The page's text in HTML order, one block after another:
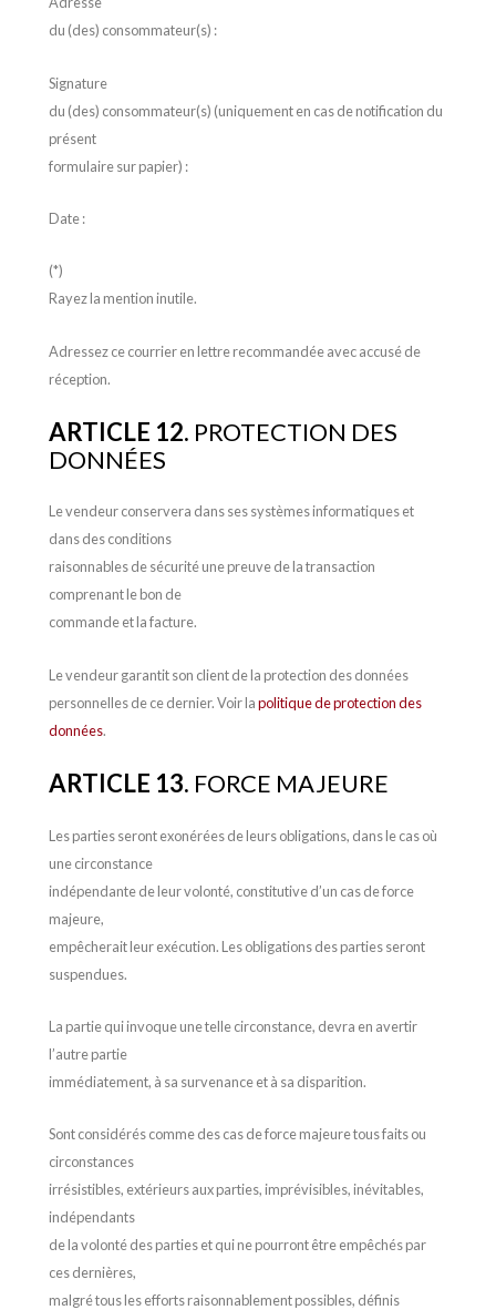
du (des) consommateur(s) :
Signature
du (des) consommateur(s) (uniquement en cas de notification du
présent
formulaire sur papier) :
Date :
(*)
Rayez la mention inutile.
Adressez ce courrier en lettre recommandée avec accusé de
réception.
ARTICLE 12. PROTECTION DES
DONNÉES
Le vendeur conservera dans ses systèmes informatiques et
dans des conditions
raisonnables de sécurité une preuve de la transaction
comprenant le bon de
commande et la facture.
Le vendeur garantit son client de la protection des données
personnelles de ce dernier. Voir lapolitique de protection des
données.
ARTICLE 13. FORCE MAJEURE
Les parties seront exonérées de leurs obligations, dans le cas où
une circonstance
indépendante de leur volonté, constitutive d’un cas de force
majeure,
empêcherait leur exécution. Les obligations des parties seront
suspendues.
La partie qui invoque une telle circonstance, devra en avertir
l’autre partie
immédiatement, à sa survenance et à sa disparition.
Sont considérés comme des cas de force majeure tous faits ou
circonstances
irrésistibles, extérieurs aux parties, imprévisibles, inévitables,
indépendants
de la volonté des parties et qui ne pourront être empêchés par
ces dernières,
malgré tous les efforts raisonnablement possibles, définis